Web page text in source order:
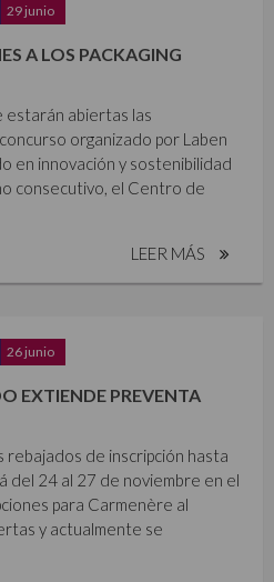
29 junio
A LOS PACKAGING
estarán abiertas las
organizado por Laben
en innovación y sostenibilidad
consecutivo, el Centro de
LEER MÁS
26 junio
EXTIENDE PREVENTA
rebajados de inscripción hasta
del 24 al 27 de noviembre en el
para Carmenère al
y actualmente se